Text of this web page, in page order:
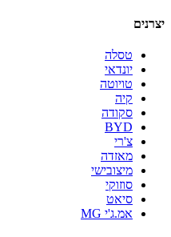
יצרנים
טסלה
יונדאי
טויוטה
קיה
סקודה
BYD
צ'רי
מאזדה
מיצובישי
סוזוקי
סיאט
אמ.ג'י MG